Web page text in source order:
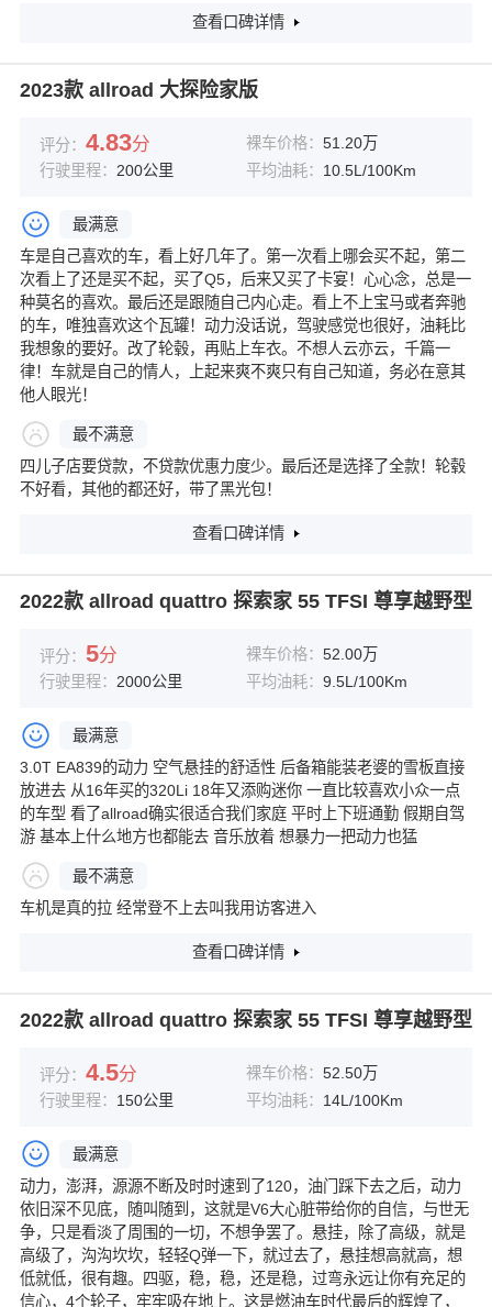
查看口碑详情
2023款 allroad 大探险家版
评分： 4.83分 裸车价格： 51.20万
行驶里程： 200公里 平均油耗： 10.5L/100Km
最满意
车是自己喜欢的车，看上好几年了。第一次看上哪会买不起，第二
次看上了还是买不起，买了Q5，后来又买了卡宴！心心念，总是一
种莫名的喜欢。最后还是跟随自己内心走。看上不上宝马或者奔驰
的车，唯独喜欢这个瓦罐！动力没话说，驾驶感觉也很好，油耗比
我想象的要好。改了轮毂，再贴上车衣。不想人云亦云，千篇一
律！车就是自己的情人，上起来爽不爽只有自己知道，务必在意其
他人眼光！
最不满意
四儿子店要贷款，不贷款优惠力度少。最后还是选择了全款！轮毂
不好看，其他的都还好，带了黑光包！
查看口碑详情
2022款 allroad quattro 探索家 55 TFSI 尊享越野型
评分： 5分 裸车价格： 52.00万
行驶里程： 2000公里 平均油耗： 9.5L/100Km
最满意
3.0T EA839的动力 空气悬挂的舒适性 后备箱能装老婆的雪板直接
放进去 从16年买的320Li 18年又添购迷你 一直比较喜欢小众一点
的车型 看了allroad确实很适合我们家庭 平时上下班通勤 假期自驾
游 基本上什么地方也都能去 音乐放着 想暴力一把动力也猛
最不满意
车机是真的拉 经常登不上去叫我用访客进入
查看口碑详情
2022款 allroad quattro 探索家 55 TFSI 尊享越野型
评分： 4.5分 裸车价格： 52.50万
行驶里程： 150公里 平均油耗： 14L/100Km
最满意
动力，澎湃，源源不断及时时速到了120，油门踩下去之后，动力
依旧深不见底，随叫随到，这就是V6大心脏带给你的自信，与世无
争，只是看淡了周围的一切，不想争罢了。悬挂，除了高级，就是
高级了，沟沟坎坎，轻轻Q弹一下，就过去了，悬挂想高就高，想
低就低，很有趣。四驱，稳，稳，还是稳，过弯永远让你有充足的
信心，4个轮子，牢牢吸在地上。这是燃油车时代最后的辉煌了，